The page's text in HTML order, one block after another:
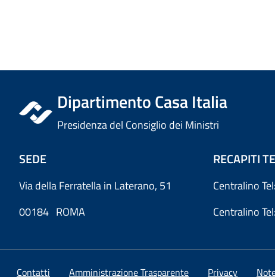
Dipartimento Casa Italia
Presidenza del Consiglio dei Ministri
SEDE
Via della Ferratella in Laterano, 51
00184 ROMA
RECAPITI
Centralino
Centralino
Contatti Amministrazione Trasparente Privacy